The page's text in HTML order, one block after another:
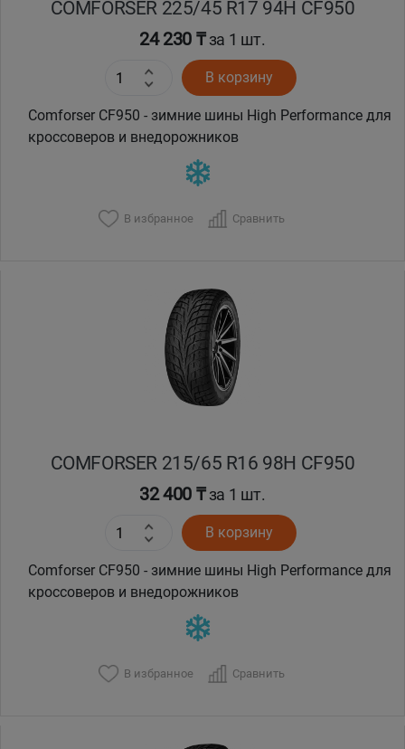
COMFORSER 225/45 R17 94H CF950
24 230 ₸за 1 шт.
В корзину
Comforser CF950 - зимние шины High Performance для
кроссоверов и внедорожников
В избранное Сравнить
COMFORSER 215/65 R16 98H CF950
32 400 ₸за 1 шт.
В корзину
Comforser CF950 - зимние шины High Performance для
кроссоверов и внедорожников
В избранное Сравнить